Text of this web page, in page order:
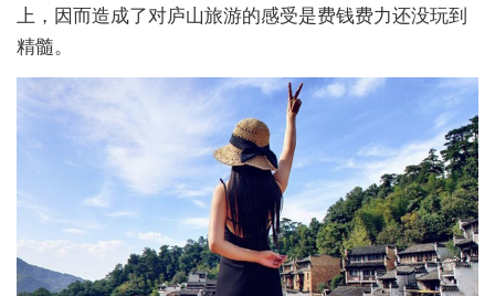
上，因而造成了对庐山旅游的感受是费钱费力还没玩到
精髓。